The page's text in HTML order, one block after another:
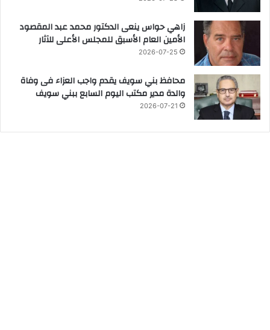
زاهي حواس ينعى الدكتور محمد عبد المقصود
الأمين العام الأسبق للمجلس الأعلى للآثار
2026-07-25
محافظ بني سويف يقدم واجب العزاء فى وفاة
والدة مدير مكتب اليوم السابع ببني سويف
2026-07-21